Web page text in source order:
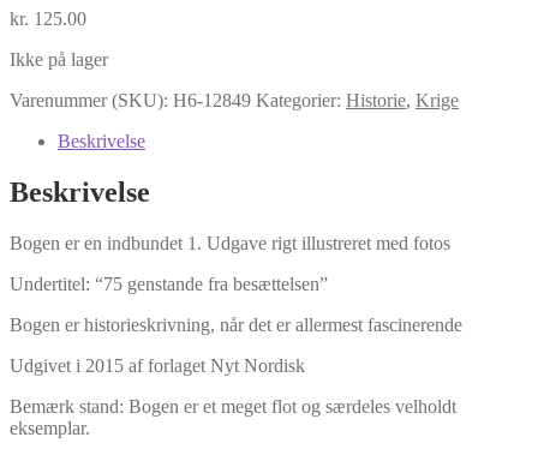
kr. 125.00
Ikke på lager
Varenummer (SKU): H6-12849 Kategorier: Historie, Krige
Beskrivelse
Beskrivelse
Bogen er en indbundet 1. Udgave rigt illustreret med fotos
Undertitel: “75 genstande fra besættelsen”
Bogen er historieskrivning, når det er allermest fascinerende
Udgivet i 2015 af forlaget Nyt Nordisk
Bemærk stand: Bogen er et meget flot og særdeles velholdt
eksemplar.